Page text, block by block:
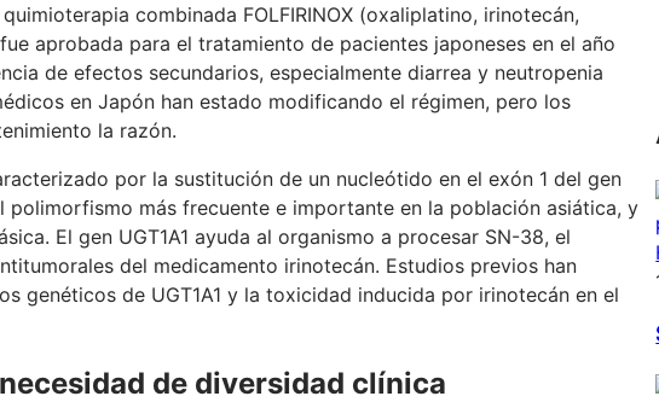
combinada FOLFIRINOX (oxaliplatino, irinotecán,
aprobada para el tratamiento de pacientes japoneses en el año
de efectos secundarios, especialmente diarrea y neutropenia
en Japón han estado modificando el régimen, pero los
la razón.
por la sustitución de un nucleótido en el exón 1 del gen
polimorfismo más frecuente e importante en la población asiática, y
El gen UGT1A1 ayuda al organismo a procesar SN-38, el
del medicamento irinotecán. Estudios previos han
genéticos de UGT1A1 y la toxicidad inducida por irinotecán en el
de diversidad clínica